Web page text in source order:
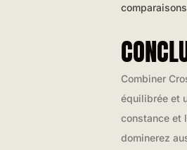
Combiner
équilibrée et
constance et
dominerez